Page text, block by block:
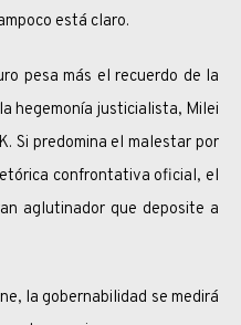
está claro.
más el recuerdo de la
hegemonía justicialista, Milei
Si predomina el malestar por
confrontativa oficial, el
aglutinador que deposite a
gobernabilidad se medirá